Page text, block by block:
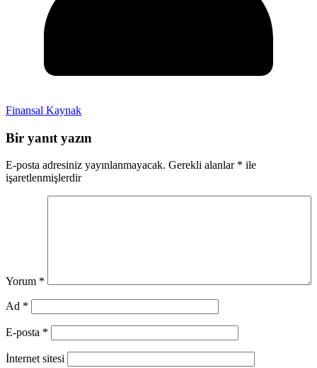
Finansal Kaynak
Bir yanıt yazın
E-posta adresiniz yayınlanmayacak. Gerekli alanlar * ile
işaretlenmişlerdir
Yorum *
Ad *
E-posta *
İnternet sitesi